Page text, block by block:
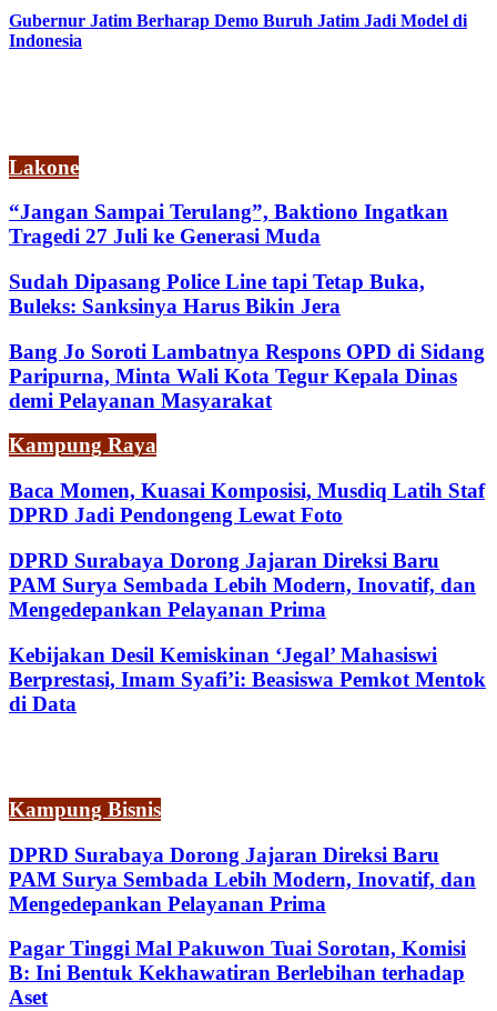
Gubernur Jatim Berharap Demo Buruh Jatim Jadi Model di
Indonesia
Lakone
“Jangan Sampai Terulang”, Baktiono Ingatkan
Tragedi 27 Juli ke Generasi Muda
Sudah Dipasang Police Line tapi Tetap Buka,
Buleks: Sanksinya Harus Bikin Jera
Bang Jo Soroti Lambatnya Respons OPD di Sidang
Paripurna, Minta Wali Kota Tegur Kepala Dinas
demi Pelayanan Masyarakat
Kampung Raya
Baca Momen, Kuasai Komposisi, Musdiq Latih Staf
DPRD Jadi Pendongeng Lewat Foto
DPRD Surabaya Dorong Jajaran Direksi Baru
PAM Surya Sembada Lebih Modern, Inovatif, dan
Mengedepankan Pelayanan Prima
Kebijakan Desil Kemiskinan ‘Jegal’ Mahasiswi
Berprestasi, Imam Syafi’i: Beasiswa Pemkot Mentok
di Data
Kampung Bisnis
DPRD Surabaya Dorong Jajaran Direksi Baru
PAM Surya Sembada Lebih Modern, Inovatif, dan
Mengedepankan Pelayanan Prima
Pagar Tinggi Mal Pakuwon Tuai Sorotan, Komisi
B: Ini Bentuk Kekhawatiran Berlebihan terhadap
Aset